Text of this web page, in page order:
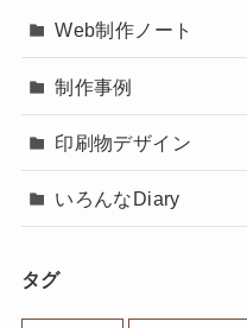
Web制作ノート
制作事例
印刷物デザイン
いろんなDiary
タグ